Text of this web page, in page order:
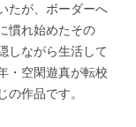
たが、ボーダーへ
慣れ始めたその
しながら生活して
・空閑遊真が転校
作品です。